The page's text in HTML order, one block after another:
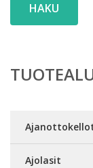
HAKU
Ajolasit